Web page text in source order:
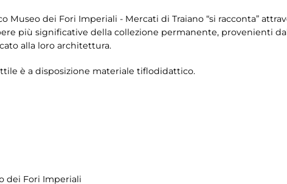
Museo dei Fori Imperiali - Mercati di Traiano “si racconta”
più significative della collezione permanente, provenienti
alla loro architettura.
è a disposizione materiale tiflodidattico.
dei Fori Imperiali